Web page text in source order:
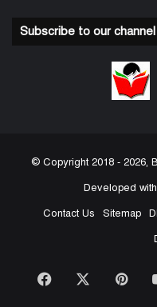
Subscribe to our channel
© Copyright 2018 - 2026,
Developed with
Contact Us
Sitemap
Facebook